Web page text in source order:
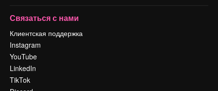
Связаться с нами
Клиентская поддержка
Instagram
YouTube
LinkedIn
TikTok